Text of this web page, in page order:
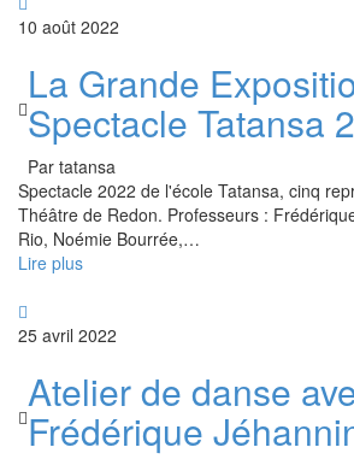
10 août 2022
La Grande
Spectacle Tatansa
Par tatansa
Spectacle 2022 de l'école Tatansa, cinq
Théâtre de Redon. Professeurs :
Rio, Noémie Bourrée,…
Lire plus
25 avril 2022
Atelier de danse
Frédérique